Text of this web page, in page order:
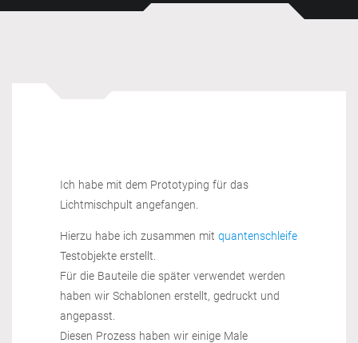
Ich habe mit dem Prototyping für das
Lichtmischpult angefangen.
Hierzu habe ich zusammen mit quantenschleife
Testobjekte erstellt.
Für die Bauteile die später verwendet werden
haben wir Schablonen erstellt, gedruckt und
angepasst.
Diesen Prozess haben wir einige Male